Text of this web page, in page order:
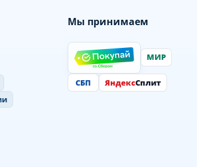
Мы принимаем
МИР
СБП ЯндексСплит